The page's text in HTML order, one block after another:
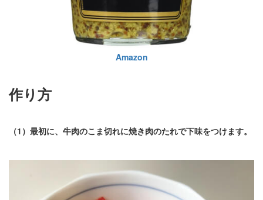
Amazon
作り方
（1）最初に、牛肉のこま切れに焼き肉のたれで下味をつけます。